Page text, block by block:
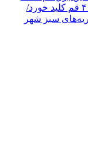
نهضت شست‌وشوی درختان در منطقه ۴ قم کلید خورد/
سبز شهر